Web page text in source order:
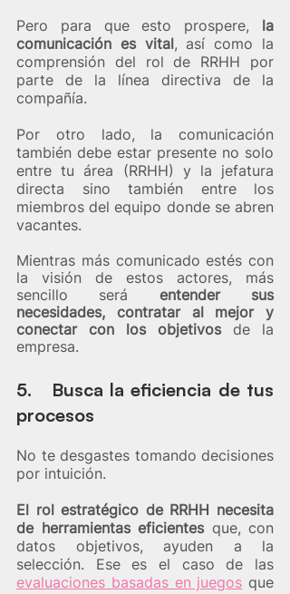
Pero para que esto prospere, la
comunicación es vital, así como la
comprensión del rol de RRHH por
parte de la línea directiva de la
compañía.
Por otro lado, la comunicación
también debe estar presente no solo
entre tu área (RRHH) y la jefatura
directa sino también entre los
miembros del equipo donde se abren
vacantes.
Mientras más comunicado estés con
la visión de estos actores, más
sencillo será entender sus
necesidades, contratar al mejor y
conectar con los objetivos de la
empresa.
5.   Busca la eficiencia de tus
procesos
No te desgastes tomando decisiones
por intuición.
El rol estratégico de RRHH necesita
de herramientas eficientes que, con
datos objetivos, ayuden a la
evaluaciones basadas en juegos que